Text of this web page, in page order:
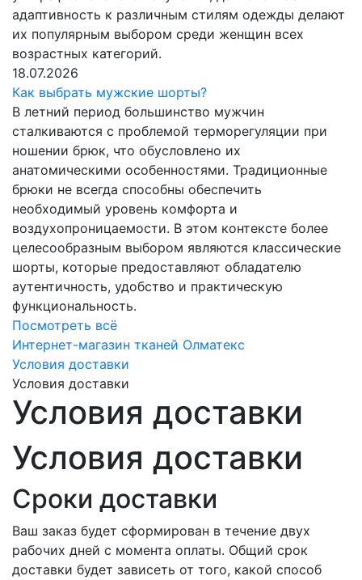
адаптивность к различным стилям одежды делают
их популярным выбором среди женщин всех
возрастных категорий.
18.07.2026
Как выбрать мужские шорты?
В летний период большинство мужчин
сталкиваются с проблемой терморегуляции при
ношении брюк, что обусловлено их
анатомическими особенностями. Традиционные
брюки не всегда способны обеспечить
необходимый уровень комфорта и
воздухопроницаемости. В этом контексте более
целесообразным выбором являются классические
шорты, которые предоставляют обладателю
аутентичность, удобство и практическую
функциональность.
Посмотреть всё
Интернет-магазин тканей Олматекс
Условия доставки
Условия доставки
Условия доставки
Условия доставки
Сроки доставки
Ваш заказ будет сформирован в течение двух
рабочих дней с момента оплаты. Общий срок
доставки будет зависеть от того, какой способ